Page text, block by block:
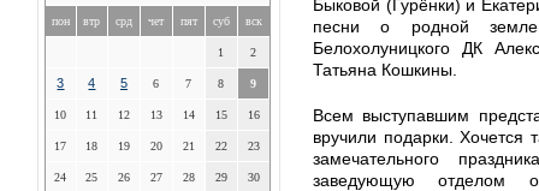
пон втр срд чет пят суб вск
1 2
3 4 5 6 7 8 9
10 11 12 13 14 15 16
17 18 19 20 21 22 23
24 25 26 27 28 29 30
Быковой (Гурёнки) и
песни о родной
Белохолуницкого ДК
Татьяна Кошкины.
Всем выступавшим
вручили подарки. Хочется
замечательного
заведующую отделом